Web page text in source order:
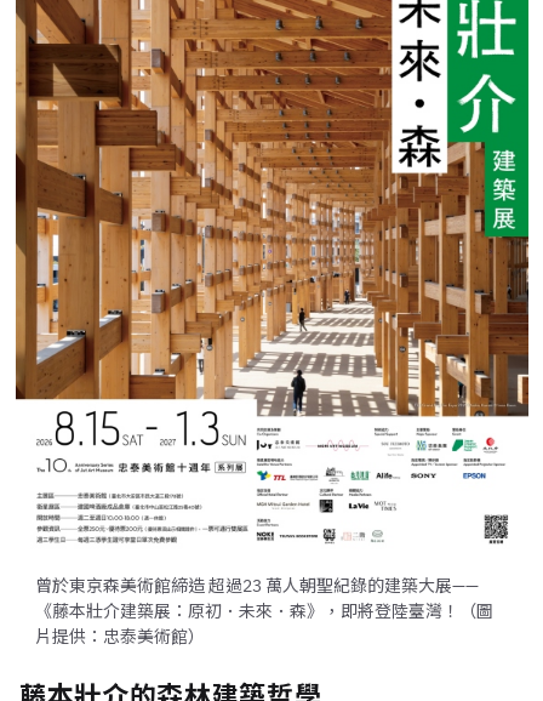
曾於東京森美術館締造 超過23 萬人朝聖紀錄的建築大展——
《藤本壯介建築展：原初．未來．森》，即將登陸臺灣！（圖
片提供：忠泰美術館）